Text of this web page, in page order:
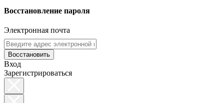
Восстановление пароля
Электронная почта
Восстановить
Вход
Зарегистрироваться